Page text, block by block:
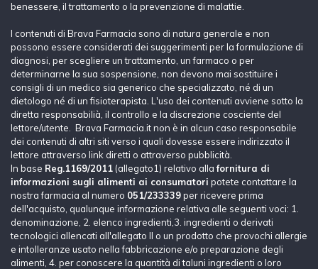
benessere, il trattamento o la prevenzione di malattie.
I contenuti di Brava Farmacia sono di natura generale e non
possono essere considerati dei suggerimenti per la formulazione di
diagnosi, per scegliere un trattamento, un farmaco o per
determinarne la sua sospensione, non devono mai sostituire i
consigli di un medico sia generico che specializzato, né di un
dietologo né di un fisioterapista. L'uso dei contenuti avviene sotto la
diretta responsabilià, il controllo e la discrezione cosciente del
lettore/utente. Brava Farmacia.it non è in alcun caso responsabile
dei contenuti di altri siti verso i quali dovesse essere indirizzato il
lettore attraverso link diretti o attraverso pubblicità.
In base Reg.1169/2011 (allegato1) relativo allafornitura di
informazioni sugli alimenti ai consumatori potete contattare la
nostra farmacia al numero 051/233339per ricevere prima
dell'acquisto, qualunque informazione relativa alle seguenti voci: 1.
denominazione, 2. elenco ingredienti,3. ingredienti o derivati
tecnologici allencati all'allegato II o un prodotto che provochi allergie
e intolleranze usato nella fabbricazione e/o preparazione degli
alimenti, 4. per conoscere la quantità di taluni ingredienti o loro